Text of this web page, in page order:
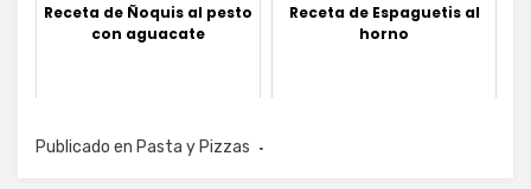
Receta de Ñoquis al pesto
con aguacate
Receta de Espaguetis al
horno
Publicado en Pasta y Pizzas